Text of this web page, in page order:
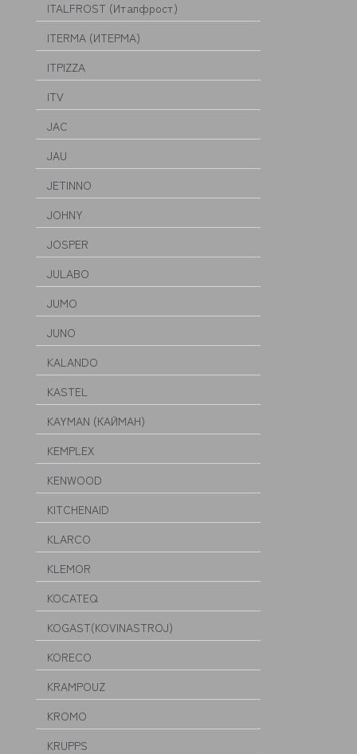
ITALFROST (Италфрост)
ITERMA (ИТЕРМА)
ITPIZZA
ITV
JAC
JAU
JETINNO
JOHNY
JOSPER
JULABO
JUMO
JUNO
KALANDO
KASTEL
KAYMAN (КАЙМАН)
KEMPLEX
KENWOOD
KITCHENAID
KLARCO
KLEMOR
KOCATEQ
KOGAST(KOVINASTROJ)
KORECO
KRAMPOUZ
KROMO
KRUPPS